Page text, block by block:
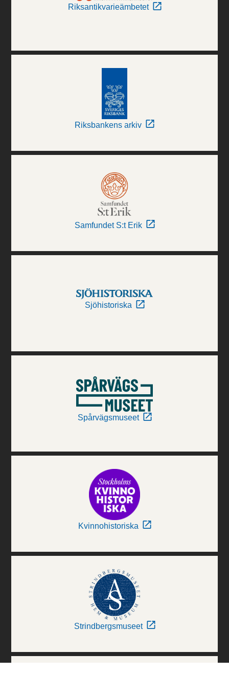
Riksantikvarieämbetet
Riksbankens arkiv
Samfundet S:t Erik
Sjöhistoriska
Spårvägsmuseet
Kvinnohistoriska
Strindbergsmuseet